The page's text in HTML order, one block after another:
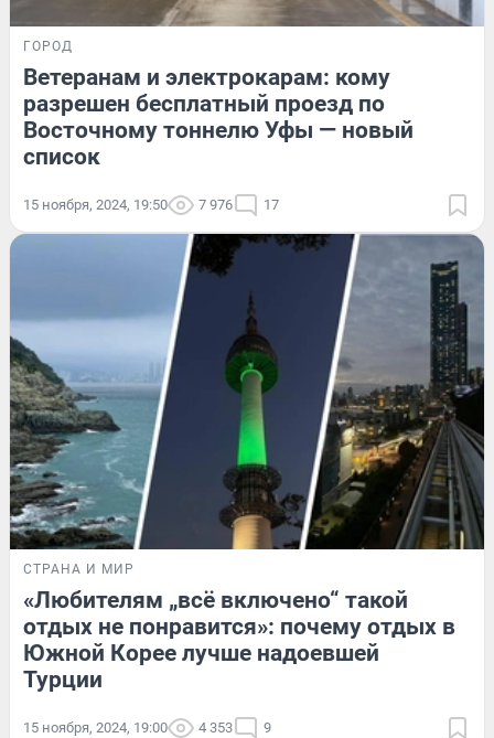
ГОРОД
Ветеранам и электрокарам: кому
разрешен бесплатный проезд по
Восточному тоннелю Уфы — новый
список
15 ноября, 2024, 19:50 7 976 17
СТРАНА И МИР
«Любителям „всё включено“ такой
отдых не понравится»: почему отдых в
Южной Корее лучше надоевшей
Турции
15 ноября, 2024, 19:00 4 353 9